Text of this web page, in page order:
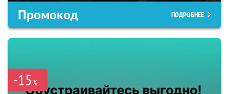
Промокод ПОДРОБНЕЕ
-15%